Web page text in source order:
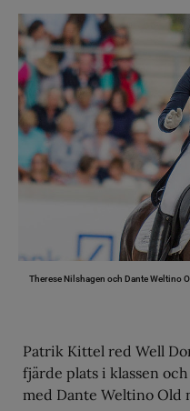
Therese Nilshagen och Dante Weltino
Patrik Kittel red Well
fjärde plats i klassen
med Dante Weltino Old